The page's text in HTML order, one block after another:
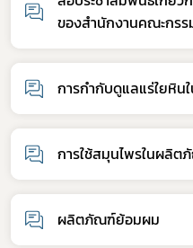
ของสำนักงานคณะกรร
การกำกับดูแลแร่ใยหินใ
การใช้สมุนไพรในผลิต
ผลิตภัณฑ์ย้อมผม
เลือกหัวข้อที่ท่าน